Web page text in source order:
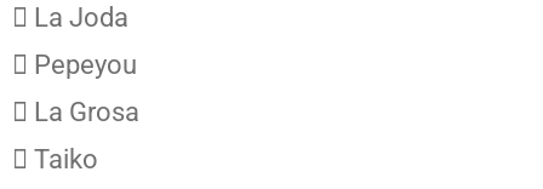
 La Joda
 Pepeyou
 La Grosa
 Taiko